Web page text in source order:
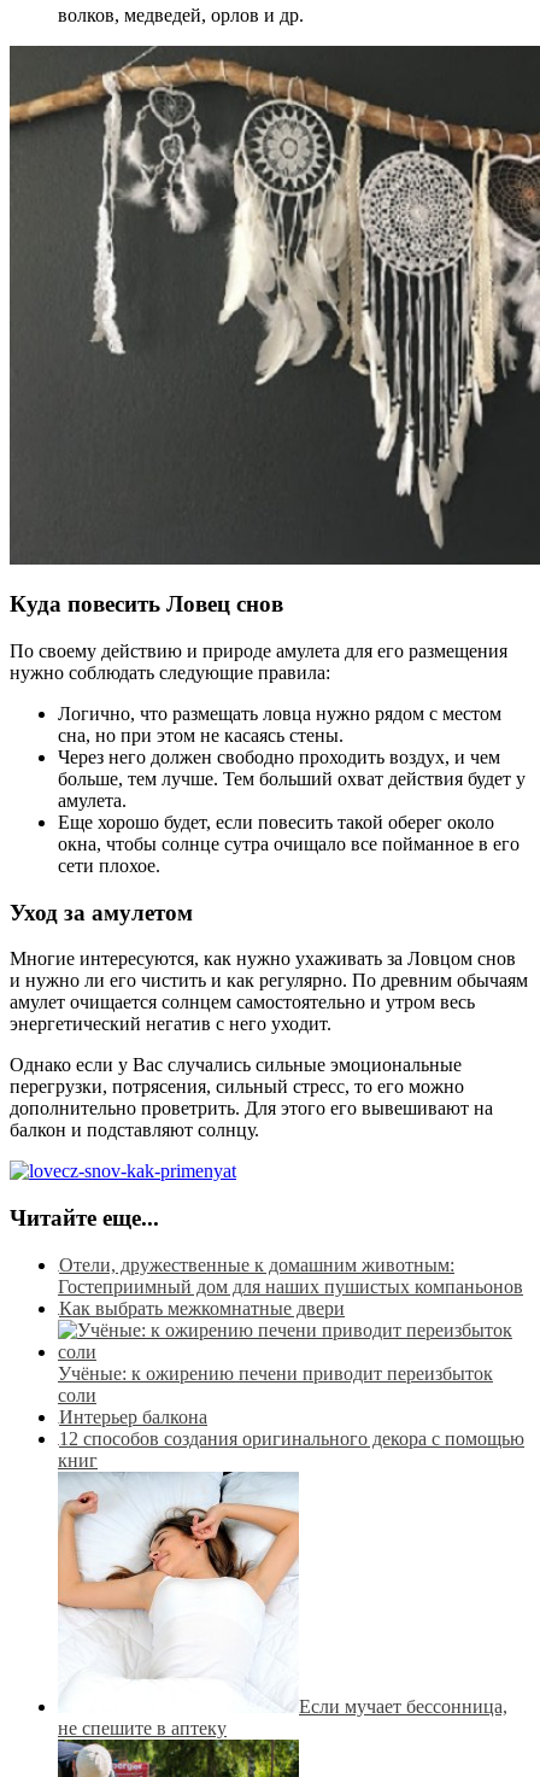
волков, медведей, орлов и др.
Куда повесить Ловец снов
По своему действию и природе амулета для его размещения
нужно соблюдать следующие правила:
Логично, что размещать ловца нужно рядом с местом
сна, но при этом не касаясь стены.
Через него должен свободно проходить воздух, и чем
больше, тем лучше. Тем больший охват действия будет у
амулета.
Еще хорошо будет, если повесить такой оберег около
окна, чтобы солнце сутра очищало все пойманное в его
сети плохое.
Уход за амулетом
Многие интересуются, как нужно ухаживать за Ловцом снов
и нужно ли его чистить и как регулярно. По древним обычаям
амулет очищается солнцем самостоятельно и утром весь
энергетический негатив с него уходит.
Однако если у Вас случались сильные эмоциональные
перегрузки, потрясения, сильный стресс, то его можно
дополнительно проветрить. Для этого его вывешивают на
балкон и подставляют солнцу.
Читайте еще...
Отели, дружественные к домашним животным:
Гостеприимный дом для наших пушистых компаньонов
Как выбрать межкомнатные двери
Учёные: к ожирению печени приводит переизбыток
соли
Интерьер балкона
12 способов создания оригинального декора с помощью
книг
Если мучает бессонница,
не спешите в аптеку